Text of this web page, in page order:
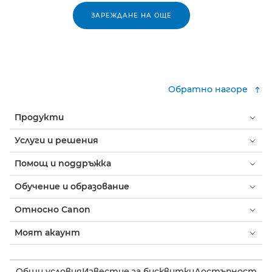
ЗАРЕЖДАНЕ НА ОЩЕ
Обратно нагоре
Продукти
Услуги и решения
Помощ и поддръжка
Обучение и образование
Относно Canon
Моят акаунт